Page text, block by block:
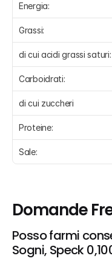
Energia:
Grassi:
di cui acidi grassi saturi:
Carboidrati:
di cui zuccheri
Proteine:
Sale:
Domande
Posso farmi
Sogni, Speck